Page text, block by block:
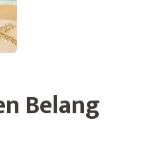
Belang